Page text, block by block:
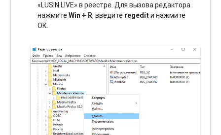
«LUSIN.LIVE» в реестре. Для вызова редактора
нажмитеWin + R, введите regedit и нажмите
ОК.